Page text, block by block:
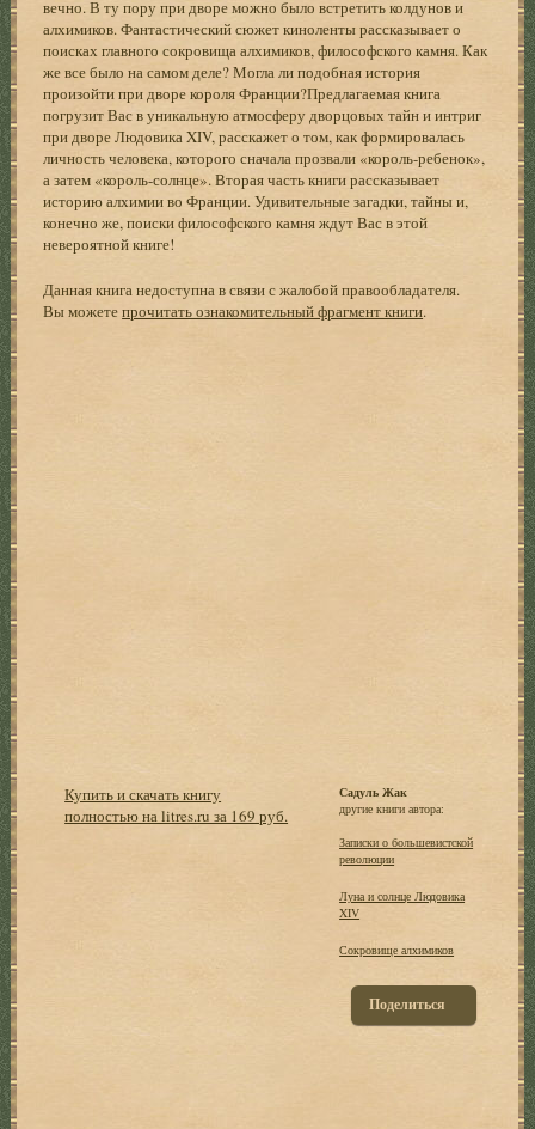
вечно. В ту пору при дворе можно было встретить колдунов и
алхимиков. Фантастический сюжет киноленты рассказывает о
поисках главного сокровища алхимиков, философского камня. Как
же все было на самом деле? Могла ли подобная история
произойти при дворе короля Франции?Предлагаемая книга
погрузит Вас в уникальную атмосферу дворцовых тайн и интриг
при дворе Людовика XIV, расскажет о том, как формировалась
личность человека, которого сначала прозвали «король-ребенок»,
а затем «король-солнце». Вторая часть книги рассказывает
историю алхимии во Франции. Удивительные загадки, тайны и,
конечно же, поиски философского камня ждут Вас в этой
невероятной книге!
Данная книга недоступна в связи с жалобой правообладателя.
Вы можетепрочитать ознакомительный фрагмент книги.
Купить и скачать книгу
полностью на litres.ru за 169 руб.
Садуль Жак
другие книги автора:
Записки о большевистской
революции
Луна и солнце Людовика
XIV
Сокровище алхимиков
Поделиться